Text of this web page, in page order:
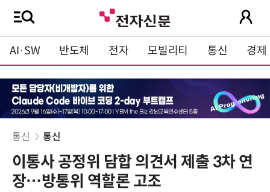
AI·SW 반도체 전자 모빌리티 통신 경제
통신 통신
이통사 공정위 담합 의견서 제출 3차 연
장…방통위 역할론 고조